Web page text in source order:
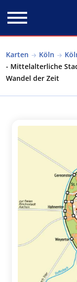
Karten Köln
- Mittelalterliche
Wandel der Zeit